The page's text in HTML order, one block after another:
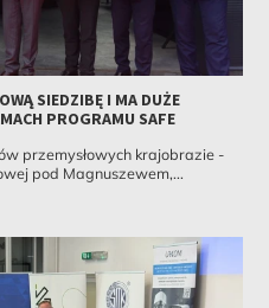
SIEDZIBĘ I MA DUŻE
PROGRAMU SAFE
przemysłowych krajobrazie -
pod Magnuszewem,...